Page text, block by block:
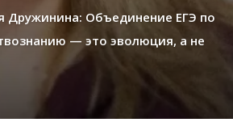
Дружинина: Объединение ЕГЭ по
— это эволюция, а не